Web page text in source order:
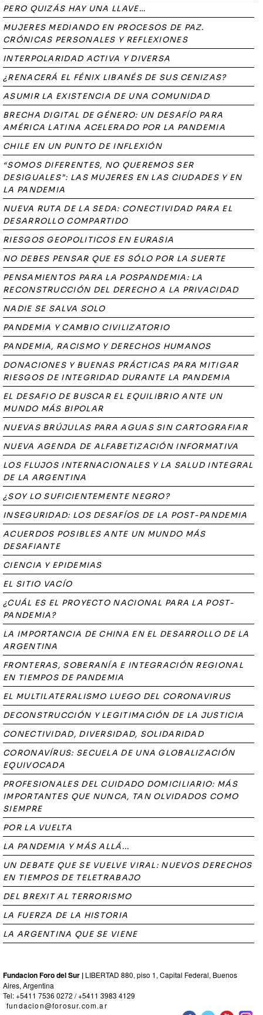
PERO QUIZÁS HAY UNA LLAVE…
MUJERES MEDIANDO EN PROCESOS DE PAZ.
CRÓNICAS PERSONALES Y REFLEXIONES
INTERPOLARIDAD ACTIVA Y DIVERSA
¿RENACERÁ EL FÉNIX LIBANÉS DE SUS CENIZAS?
ASUMIR LA EXISTENCIA DE UNA COMUNIDAD
BRECHA DIGITAL DE GÉNERO: UN DESAFÍO PARA
AMÉRICA LATINA ACELERADO POR LA PANDEMIA
CHILE EN UN PUNTO DE INFLEXIÓN
“SOMOS DIFERENTES, NO QUEREMOS SER
DESIGUALES”: LAS MUJERES EN LAS CIUDADES Y EN
LA PANDEMIA
NUEVA RUTA DE LA SEDA: CONECTIVIDAD PARA EL
DESARROLLO COMPARTIDO
RIESGOS GEOPOLITICOS EN EURASIA
NO DEBES PENSAR QUE ES SÓLO POR LA SUERTE
PENSAMIENTOS PARA LA POSPANDEMIA: LA
RECONSTRUCCIÓN DEL DERECHO A LA PRIVACIDAD
NADIE SE SALVA SOLO
PANDEMIA Y CAMBIO CIVILIZATORIO
PANDEMIA, RACISMO Y DERECHOS HUMANOS
DONACIONES Y BUENAS PRÁCTICAS PARA MITIGAR
RIESGOS DE INTEGRIDAD DURANTE LA PANDEMIA
EL DESAFIO DE BUSCAR EL EQUILIBRIO ANTE UN
MUNDO MÁS BIPOLAR
NUEVAS BRÚJULAS PARA AGUAS SIN CARTOGRAFIAR
NUEVA AGENDA DE ALFABETIZACIÓN INFORMATIVA
LOS FLUJOS INTERNACIONALES Y LA SALUD INTEGRAL
DE LA ARGENTINA
¿SOY LO SUFICIENTEMENTE NEGRO?
INSEGURIDAD: LOS DESAFÍOS DE LA POST-PANDEMIA
ACUERDOS POSIBLES ANTE UN MUNDO MÁS
DESAFIANTE
CIENCIA Y EPIDEMIAS
EL SITIO VACÍO
¿CUÁL ES EL PROYECTO NACIONAL PARA LA POST-
PANDEMIA?
LA IMPORTANCIA DE CHINA EN EL DESARROLLO DE LA
ARGENTINA
FRONTERAS, SOBERANÍA E INTEGRACIÓN REGIONAL
EN TIEMPOS DE PANDEMIA
EL MULTILATERALISMO LUEGO DEL CORONAVIRUS
DECONSTRUCCIÓN Y LEGITIMACIÓN DE LA JUSTICIA
CONECTIVIDAD, DIVERSIDAD, SOLIDARIDAD
CORONAVÍRUS: SECUELA DE UNA GLOBALIZACIÓN
EQUIVOCADA
PROFESIONALES DEL CUIDADO DOMICILIARIO: MÁS
IMPORTANTES QUE NUNCA, TAN OLVIDADOS COMO
SIEMPRE
POR LA VUELTA
LA PANDEMIA Y MÁS ALLÁ...
UN DEBATE QUE SE VUELVE VIRAL: NUEVOS DERECHOS
EN TIEMPOS DE TELETRABAJO
DEL BREXIT AL TERRORISMO
LA FUERZA DE LA HISTORIA
LA ARGENTINA QUE SE VIENE
Fundacion Foro del Sur | LIBERTAD 880, piso 1, Capital Federal, Buenos
Aires, Argentina
Tel: +5411 7536 0272 / +5411 3983 4129
fundacion@forosur.com.ar